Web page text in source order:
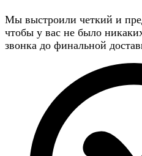
Мы выстроили четкий и
чтобы у вас не было
звонка до финальной